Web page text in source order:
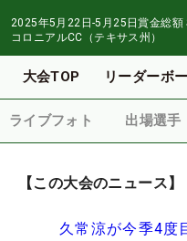
2025年5月22日-5月25日賞金総額
コロニアルCC（テキサス州）
大会TOP リーダーボ
ライブフォト 出場選手
【この大会のニュース】
久常涼が今季4